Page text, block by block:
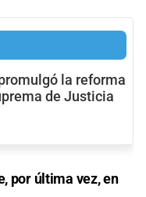
la reforma
de Justicia
por última vez, en